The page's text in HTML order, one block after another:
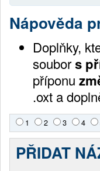
Nápověda
Doplňky,
soubors
příponu
.oxt a
1 2 3 4
PŘIDAT